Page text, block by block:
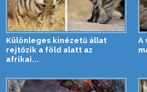
Különleges kinézetű állat
rejtőzik a föld alatt az
afrikai...
A